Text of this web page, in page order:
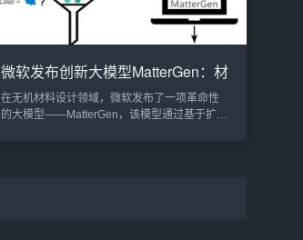
微软发布创新大模型MatterGen：材
料设计领域的重大突破，准确率提
升10倍
在无机材料设计领域，微软发布了一项革命性
的大模型——MatterGen，该模型通过基于扩散